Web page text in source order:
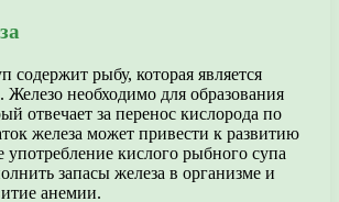
рыбу, которая является
Железо необходимо для образования
отвечает за перенос кислорода по
железа может привести к развитию
употребление кислого рыбного супа
запасы железа в организме и
анемии.